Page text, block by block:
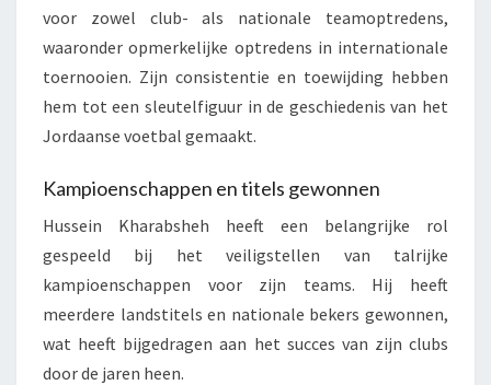
voor zowel club- als nationale teamoptredens,
waaronder opmerkelijke optredens in internationale
toernooien. Zijn consistentie en toewijding hebben
hem tot een sleutelfiguur in de geschiedenis van het
Jordaanse voetbal gemaakt.
Kampioenschappen en titels gewonnen
Hussein Kharabsheh heeft een belangrijke rol
gespeeld bij het veiligstellen van talrijke
kampioenschappen voor zijn teams. Hij heeft
meerdere landstitels en nationale bekers gewonnen,
wat heeft bijgedragen aan het succes van zijn clubs
door de jaren heen.